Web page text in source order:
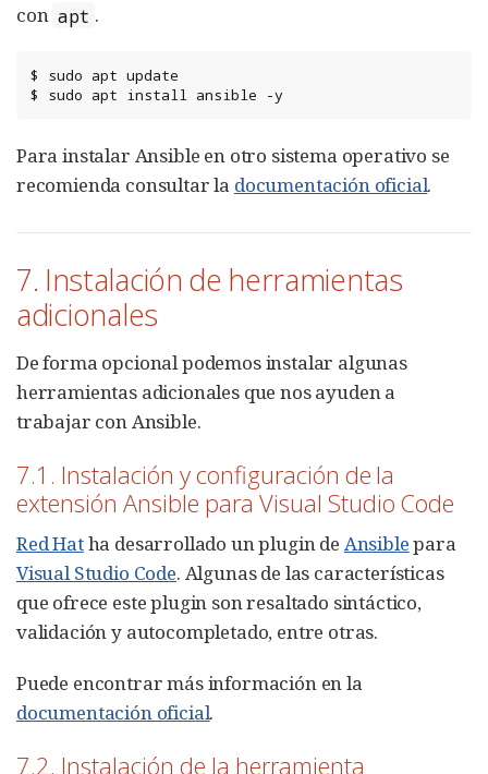
con apt .
$ sudo apt update
$
sudo apt install ansible -y
Para instalar Ansible en otro sistema operativo se
recomienda consultar la documentación oficial.
7. Instalación de herramientas
adicionales
De forma opcional podemos instalar algunas
herramientas adicionales que nos ayuden a
trabajar con Ansible.
7.1. Instalación y configuración de la
extensión Ansible para Visual Studio Code
Red Hatha desarrollado un plugin de Ansiblepara
Visual Studio Code. Algunas de las características
que ofrece este plugin son resaltado sintáctico,
validación y autocompletado, entre otras.
Puede encontrar más información en la
documentación oficial.
7.2. Instalación de la herramienta